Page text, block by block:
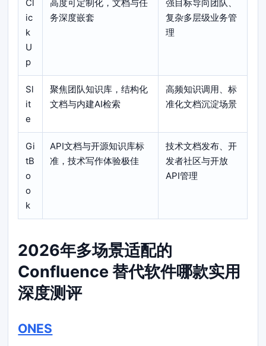
Cl
ic
k
U
p
高度可定制化，文档与任
务深度嵌套
强目标导向团队、
复杂多层级业务管
理
Sl
it
e
聚焦团队知识库，结构化
文档与内建AI检索
高频知识调用、标
准化文档沉淀场景
Gi
tB
o
o
k
API文档与开源知识库标
准，技术写作体验极佳
技术文档发布、开
发者社区与开放
API管理
2026年多场景适配的
Confluence 替代软件哪款实用
深度测评
ONES